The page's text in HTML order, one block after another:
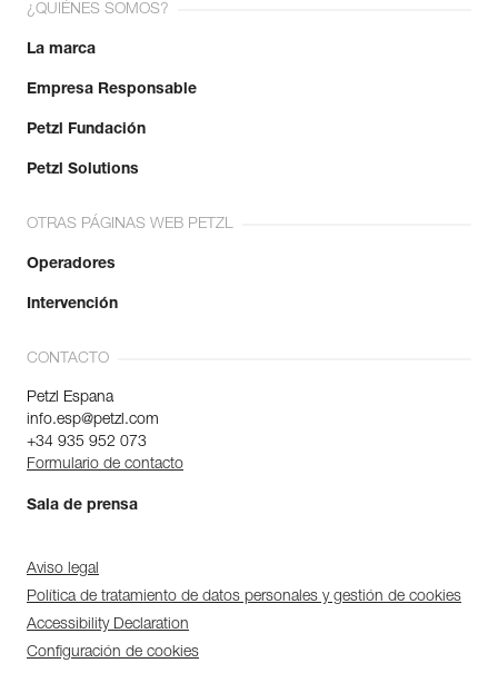
¿QUIÉNES SOMOS?
La marca
Empresa Responsable
Petzl Fundación
Petzl Solutions
OTRAS PÁGINAS WEB PETZL
Operadores
Intervención
CONTACTO
Petzl Espana
info.esp@petzl.com
+34 935 952 073
Formulario de contacto
Sala de prensa
Aviso legal
Política de tratamiento de datos personales y gestión de cookies
Accessibility Declaration
Configuración de cookies